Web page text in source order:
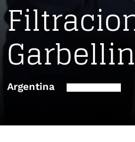
Argentina